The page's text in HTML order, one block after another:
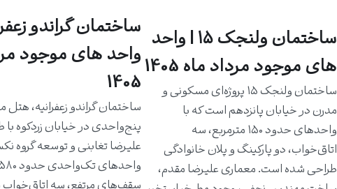
ساختمان ولنجک ۱۵ | واحد
های موجود مرداد ماه 1405
ساختمان ولنجک ۱۵ پروژه‌ای مسکونی و
مدرن در خیابان پانزدهم است که با
واحدهای حدود ۱۵۰ مترمربع، سه
اتاق‌خواب، دو پارکینگ و پلان خانوادگی
طراحی شده است. معماری علیرضا مقدم،
ساختمان گراندو
واحد های موجود
1405
ساختمان گراندو زعفرانیه،
پنج‌واحدی در خیابان زردکوه با
علیرضا تغابنی و توسعه گروه